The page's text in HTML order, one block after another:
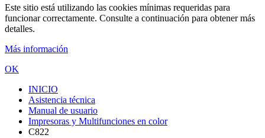
Este sitio está utilizando las cookies mínimas requeridas para
funcionar correctamente. Consulte a continuación para obtener más
detalles.
Más información
OK
INICIO
Asistencia técnica
Manual de usuario
Impresoras y Multifunciones en color
C822